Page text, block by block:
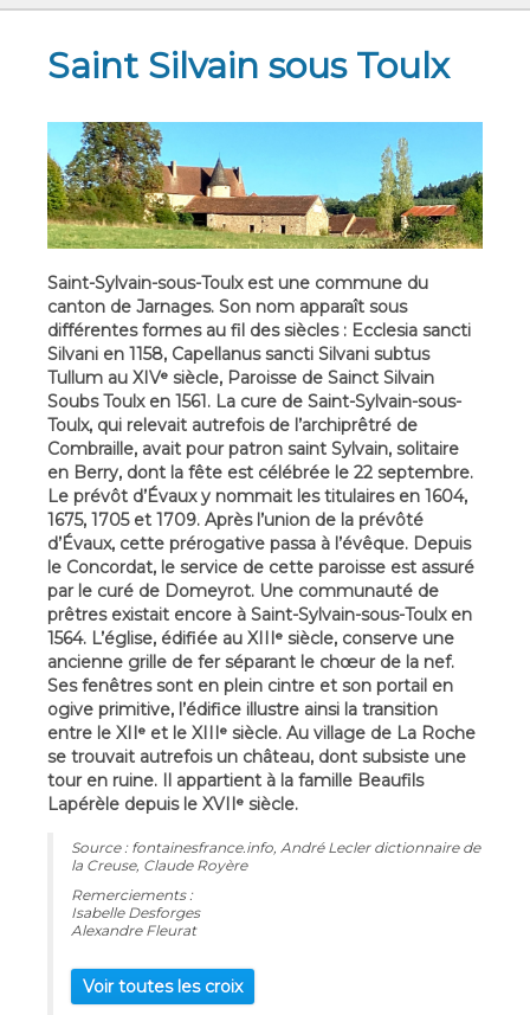
Saint Silvain sous Toulx
Saint-Sylvain-sous-Toulx est une commune du
canton de Jarnages. Son nom apparaît sous
différentes formes au fil des siècles : Ecclesia sancti
Silvani en 1158, Capellanus sancti Silvani subtus
Tullum au XIVᵉ siècle, Paroisse de Sainct Silvain
Soubs Toulx en 1561. La cure de Saint-Sylvain-sous-
Toulx, qui relevait autrefois de l’archiprêtré de
Combraille, avait pour patron saint Sylvain, solitaire
en Berry, dont la fête est célébrée le 22 septembre.
Le prévôt d’Évaux y nommait les titulaires en 1604,
1675, 1705 et 1709. Après l’union de la prévôté
d’Évaux, cette prérogative passa à l’évêque. Depuis
le Concordat, le service de cette paroisse est assuré
par le curé de Domeyrot. Une communauté de
prêtres existait encore à Saint-Sylvain-sous-Toulx en
1564. L’église, édifiée au XIIIᵉ siècle, conserve une
ancienne grille de fer séparant le chœur de la nef.
Ses fenêtres sont en plein cintre et son portail en
ogive primitive, l’édifice illustre ainsi la transition
entre le XIIᵉ et le XIIIᵉ siècle. Au village de La Roche
se trouvait autrefois un château, dont subsiste une
tour en ruine. Il appartient à la famille Beaufils
Lapérèle depuis le XVIIᵉ siècle.
Source : fontainesfrance.info, André Lecler dictionnaire de
la Creuse, Claude Royère
Remerciements :
Isabelle Desforges
Alexandre Fleurat
Voir toutes les croix